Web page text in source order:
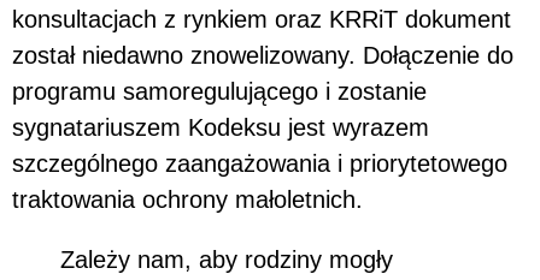
konsultacjach z rynkiem oraz KRRiT dokument
został niedawno znowelizowany. Dołączenie do
programu samoregulującego i zostanie
sygnatariuszem Kodeksu jest wyrazem
szczególnego zaangażowania i priorytetowego
traktowania ochrony małoletnich.
Zależy nam, aby rodziny mogły